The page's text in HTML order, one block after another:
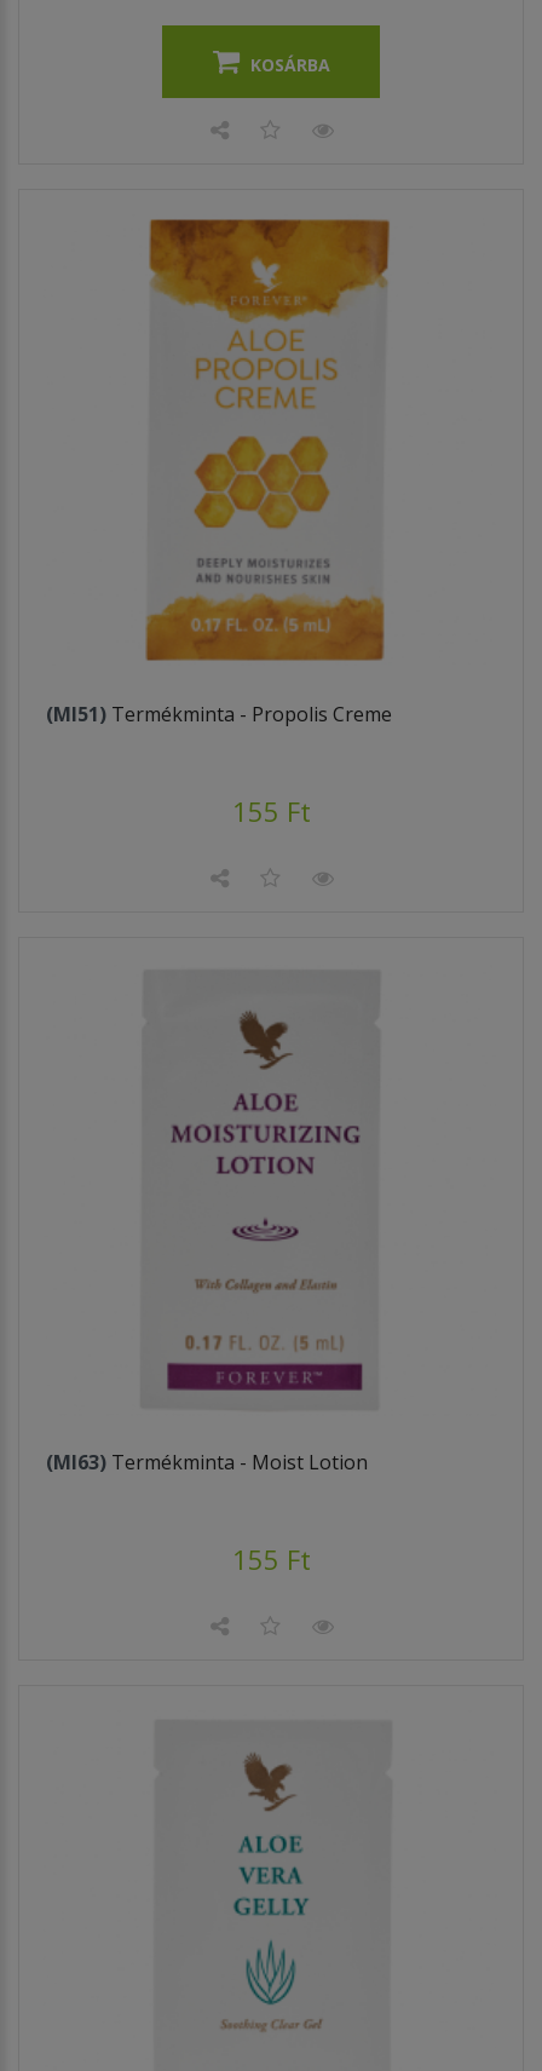
KOSÁRBA
(MI51) Termékminta - Propolis Creme
155 Ft
(MI63) Termékminta - Moist Lotion
155 Ft